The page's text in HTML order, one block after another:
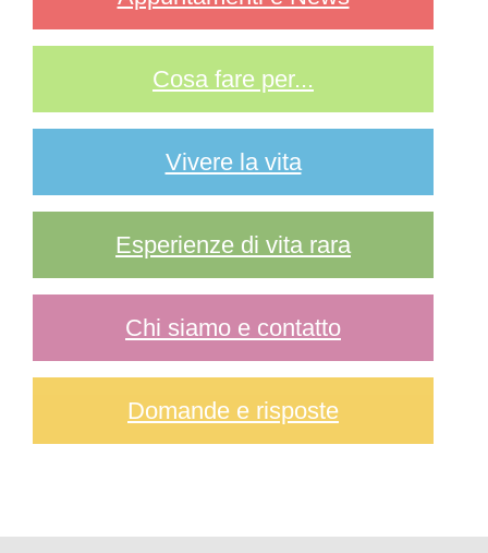
Cosa fare per...
Vivere la vita
Esperienze di vita rara
Chi siamo e contatto
Domande e risposte